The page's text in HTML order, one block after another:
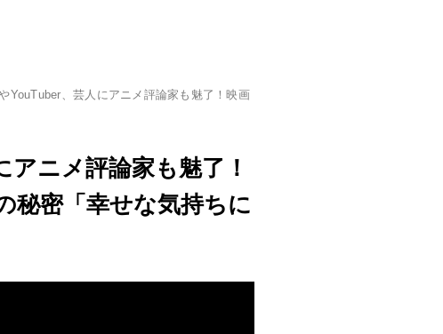
YouTuber、芸人にアニメ評論家も魅了！映画『ChaO』がもたらす多幸感の秘密
ニメ評論家も魅了！
秘密「幸せな気持ちに